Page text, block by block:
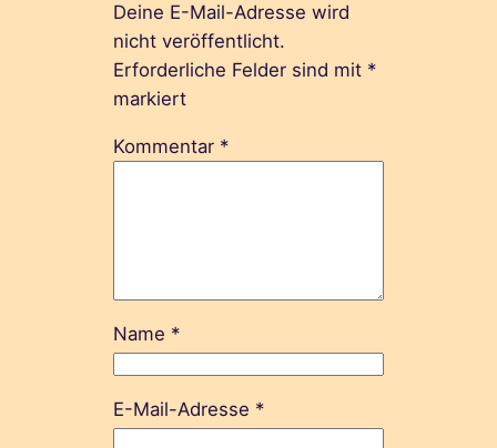
Deine E-Mail-Adresse wird
nicht veröffentlicht.
Erforderliche Felder sind mit *
markiert
Kommentar *
Name *
E-Mail-Adresse *